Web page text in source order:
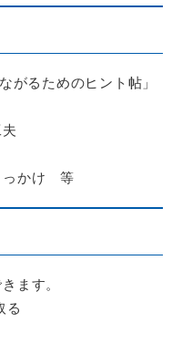
るためのヒント帖」
っかけ 等
ます。
る